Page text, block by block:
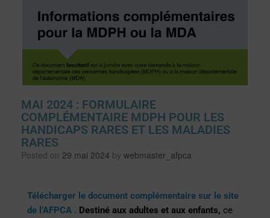
MAI 2024 : FORMULAIRE
COMPLÉMENTAIRE MDPH POUR LES
HANDICAPS RARES ET LES MALADIES
RARES
Posted on 29 mai 2024 by webmaster_afpca
Télécharger le document complémentaire sur le site
de l’AFPCA . Destiné aux adultes et aux enfants, ce